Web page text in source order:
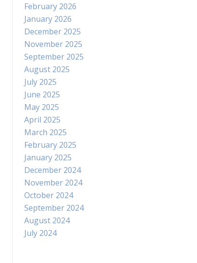
February 2026
January 2026
December 2025
November 2025
September 2025
August 2025
July 2025
June 2025
May 2025
April 2025
March 2025
February 2025
January 2025
December 2024
November 2024
October 2024
September 2024
August 2024
July 2024